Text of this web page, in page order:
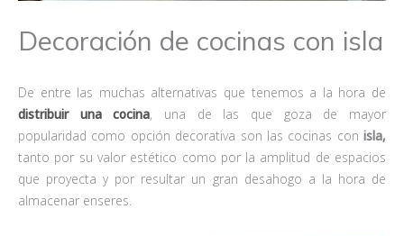
Decoración de cocinas con isla
De entre las muchas alternativas que tenemos a la hora de
distribuir unacocina, una de las que goza de mayor
popularidad como opción decorativa son las cocinas con isla,
tanto por su valor estético como por la amplitud de espacios
que proyecta y por resultar un gran desahogo a la hora de
almacenar enseres.